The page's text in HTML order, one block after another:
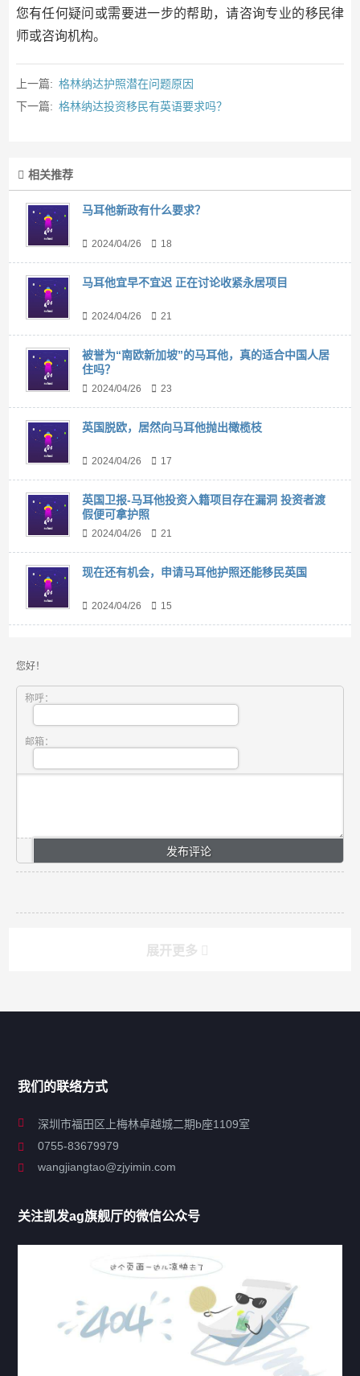
您有任何疑问或需要进一步的帮助，请咨询专业的移民律
师或咨询机构。
上一篇: 格林纳达护照潜在问题原因
下一篇: 格林纳达投资移民有英语要求吗？
相关推荐
马耳他新政有什么要求？
2024/04/26 18
马耳他宜早不宜迟 正在讨论收紧永居项目
2024/04/26 21
被誉为“南欧新加坡”的马耳他，真的适合中国人居
住吗？
2024/04/26 23
英国脱欧，居然向马耳他抛出橄榄枝
2024/04/26 17
英国卫报-马耳他投资入籍项目存在漏洞 投资者渡
假便可拿护照
2024/04/26 21
现在还有机会，申请马耳他护照还能移民英国
2024/04/26 15
您好！
称呼：
邮箱：
展开更多
联系凯发ag旗舰厅
行业动态
我们的联络方式
深圳市福田区上梅林卓越城二期b座1109室
0755-83679979
wangjiangtao@zjyimin.com
关注凯发ag旗舰厅的微信公众号